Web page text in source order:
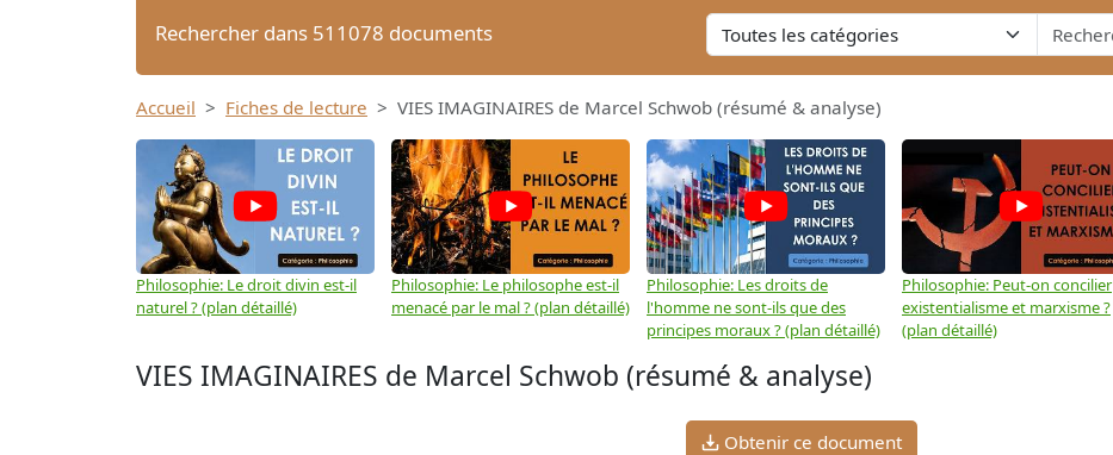
Rechercher dans 511078 documents
Accueil Fiches de lecture VIES IMAGINAIRES de Marcel Schwob (résumé & analyse)
Philosophie: Le droit divin est-il
naturel ? (plan détaillé)
Philosophie: Le philosophe est-il
menacé par le mal ? (plan détaillé)
Philosophie: Les droits de
l'homme ne sont-ils que des
principes moraux ? (plan détaillé)
Philosophie: Peut-on concilier
existentialisme et marxisme ?
(plan détaillé)
VIES IMAGINAIRES de Marcel Schwob (résumé & analyse)
Obtenir ce document